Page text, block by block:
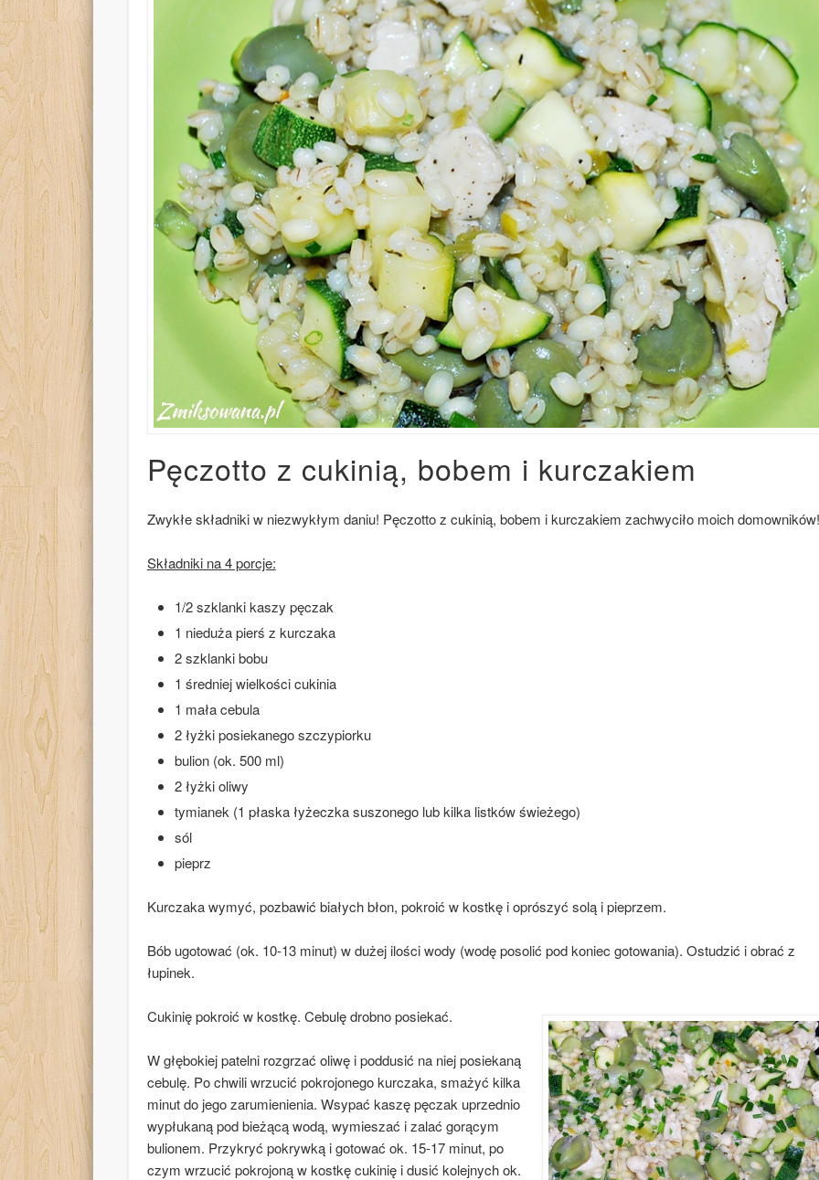
Pęczotto z cukinią, bobem i kurczakiem
Zwykłe składniki w niezwykłym daniu! Pęczotto z cukinią, bobem i kurczakiem zachwyciło moich domowników!
Składniki na 4 porcje:
1/2 szklanki kaszy pęczak
1 nieduża pierś z kurczaka
2 szklanki bobu
1 średniej wielkości cukinia
1 mała cebula
2 łyżki posiekanego szczypiorku
bulion (ok. 500 ml)
2 łyżki oliwy
tymianek (1 płaska łyżeczka suszonego lub kilka listków świeżego)
sól
pieprz
Kurczaka wymyć, pozbawić białych błon, pokroić w kostkę i oprószyć solą i pieprzem.
Bób ugotować (ok. 10-13 minut) w dużej ilości wody (wodę posolić pod koniec gotowania). Ostudzić i obrać z
łupinek.
Cukinię pokroić w kostkę. Cebulę drobno posiekać.
W głębokiej patelni rozgrzać oliwę i poddusić na niej posiekaną
cebulę. Po chwili wrzucić pokrojonego kurczaka, smażyć kilka
minut do jego zarumienienia. Wsypać kaszę pęczak uprzednio
wypłukaną pod bieżącą wodą, wymieszać i zalać gorącym
bulionem. Przykryć pokrywką i gotować ok. 15-17 minut, po
czym wrzucić pokrojoną w kostkę cukinię i dusić kolejnych ok.